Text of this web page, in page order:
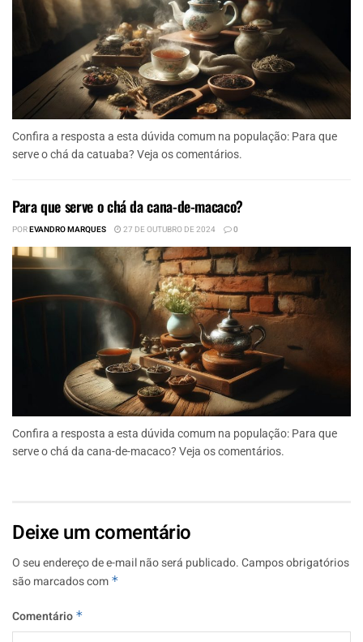
Confira a resposta a esta dúvida comum na população: Para que
serve o chá da catuaba? Veja os comentários.
Para que serve o chá da cana-de-macaco?
POREVANDRO MARQUES 27 DE OUTUBRO DE 2024 0
Confira a resposta a esta dúvida comum na população: Para que
serve o chá da cana-de-macaco? Veja os comentários.
Deixe um comentário
O seu endereço de e-mail não será publicado.Campos obrigatórios
são marcados com *
Comentário *